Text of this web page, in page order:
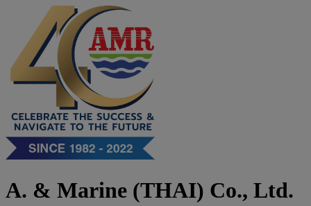
content
A. & Marine (THAI) Co., Ltd.